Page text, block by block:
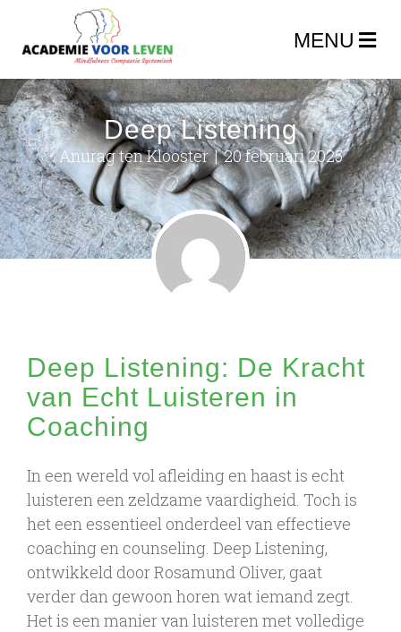
Deep Listening
Anurag ten Klooster|20 februari 2025
Deep Listening: De Kracht
van Echt Luisteren in
Coaching
In een wereld vol afleiding en haast is echt
luisteren een zeldzame vaardigheid. Toch is
het een essentieel onderdeel van effectieve
coaching en counseling. Deep Listening,
ontwikkeld door Rosamund Oliver, gaat
verder dan gewoon horen wat iemand zegt.
Het is een manier van luisteren met volledige